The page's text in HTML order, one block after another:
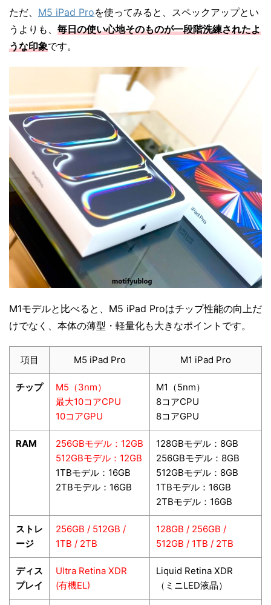
ただ、 M5 iPad Proを使ってみると、スペックアップとい
うよりも、 毎日の使い心地そのものが一段階洗練されたよ
うな印象です。
M1モデルと比べると、M5 iPad Proはチップ性能の向上だ
けでなく、本体の薄型・軽量化も大きなポイントです。
項目 M5 iPad Pro M1 iPad Pro
チップ
M5（3nm）
最大10コアCPU
10コアGPU
M1（5nm）
8コアCPU
8コアGPU
RAM
256GBモデル：12GB
512GBモデル：12GB
1TBモデル：16GB
2TBモデル：16GB
128GBモデル：8GB
256GBモデル：8GB
512GBモデル：8GB
1TBモデル：16GB
2TBモデル：16GB
ストレ
ージ
256GB / 512GB /
1TB / 2TB
128GB / 256GB /
512GB / 1TB / 2TB
ディス
プレイ
Ultra Retina XDR
(有機EL)
Liquid Retina XDR
（ミニLED液晶）